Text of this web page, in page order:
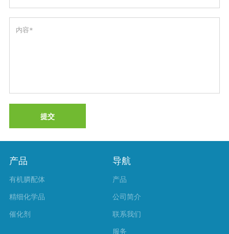
提交
产品
有机膦配体
精细化学品
催化剂
导航
产品
公司简介
联系我们
服务